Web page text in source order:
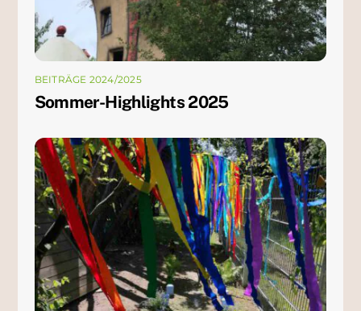
BEITRÄGE 2024/2025
Sommer-Highlights 2025